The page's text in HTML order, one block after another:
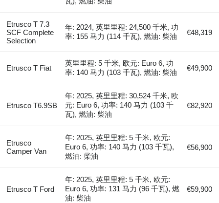
Etrusco T 7.3
SCF Complete
Selection
年: 2024, 英里里程: 24,500 千米, 功
率: 155 马力 (114 千瓦), 燃油: 柴油
€48,319
Etrusco T Fiat
英里里程: 5 千米, 欧元: Euro 6, 功
率: 140 马力 (103 千瓦), 燃油: 柴油
€49,900
Etrusco T6.9SB
年: 2025, 英里里程: 30,524 千米, 欧
元: Euro 6, 功率: 140 马力 (103 千
瓦), 燃油: 柴油
€82,920
Etrusco
Camper Van
年: 2025, 英里里程: 5 千米, 欧元:
Euro 6, 功率: 140 马力 (103 千瓦),
燃油: 柴油
€56,900
Etrusco T Ford
年: 2025, 英里里程: 5 千米, 欧元:
Euro 6, 功率: 131 马力 (96 千瓦), 燃
油: 柴油
€59,900